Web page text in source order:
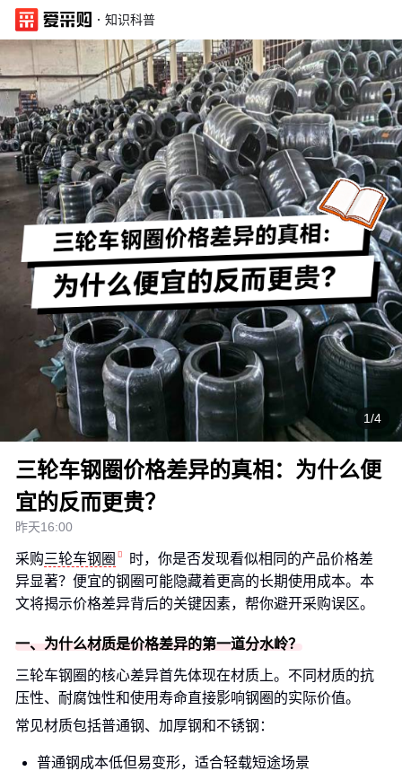
· 知识科普
1/4
三轮车钢圈价格差异的真相：为什么便
宜的反而更贵？
昨天16:00
采购三轮车钢圈
时，你是否发现看似相同的产品价格差
异显著？便宜的钢圈可能隐藏着更高的长期使用成本。本
文将揭示价格差异背后的关键因素，帮你避开采购误区。
一、为什么材质是价格差异的第一道分水岭？
三轮车钢圈的核心差异首先体现在材质上。不同材质的抗
压性、耐腐蚀性和使用寿命直接影响钢圈的实际价值。
常见材质包括普通钢、加厚钢和不锈钢：
普通钢成本低但易变形，适合轻载短途场景